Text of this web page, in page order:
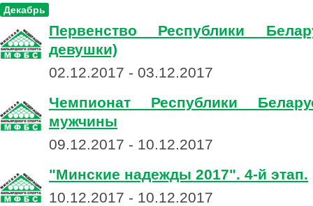
Декабрь
Первенство Республики
девушки)
02.12.2017 - 03.12.2017
Чемпионат Республики
мужчины
09.12.2017 - 10.12.2017
"Минские надежды 2017". 4-й этап.
10.12.2017 - 10.12.2017